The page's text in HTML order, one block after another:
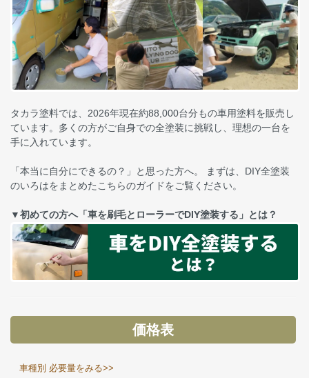
タカラ塗料では、2026年現在約88,000台分もの車用塗料を販売し
ています。多くの方がご自身での全塗装に挑戦し、理想の一台を
手に入れています。
「本当に自分にできるの？」と思った方へ。 まずは、DIY全塗装
のいろはをまとめたこちらのガイドをご覧ください。
▼初めての方へ「車を刷毛とローラーでDIY塗装する」とは？
価格表
車種別 必要量をみる>>